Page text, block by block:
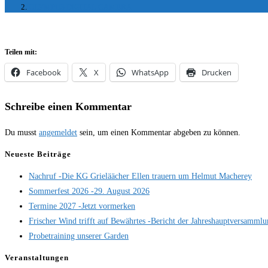
Teilen mit:
Facebook X WhatsApp Drucken
Schreibe einen Kommentar
Du musst angemeldet sein, um einen Kommentar abgeben zu können.
Neueste Beiträge
Nachruf -Die KG Grieläächer Ellen trauern um Helmut Macherey
Sommerfest 2026 -29. August 2026
Termine 2027 -Jetzt vormerken
Frischer Wind trifft auf Bewährtes -Bericht der
Probetraining unserer Garden
Veranstaltungen